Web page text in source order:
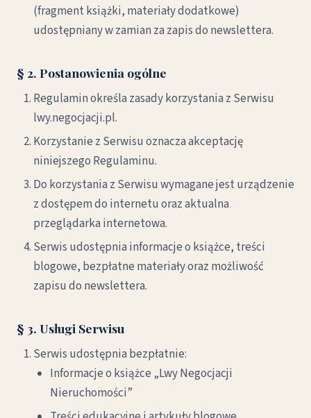
(fragment książki, materiały dodatkowe)
udostępniany w zamian za zapis do newslettera.
§ 2. Postanowienia ogólne
Regulamin określa zasady korzystania z Serwisu
lwy.negocjacji.pl.
Korzystanie z Serwisu oznacza akceptację
niniejszego Regulaminu.
Do korzystania z Serwisu wymagane jest urządzenie
z dostępem do internetu oraz aktualna
przeglądarka internetowa.
Serwis udostępnia informacje o książce, treści
blogowe, bezpłatne materiały oraz możliwość
zapisu do newslettera.
§ 3. Usługi Serwisu
Serwis udostępnia bezpłatnie:
Informacje o książce „Lwy Negocjacji
Nieruchomości”